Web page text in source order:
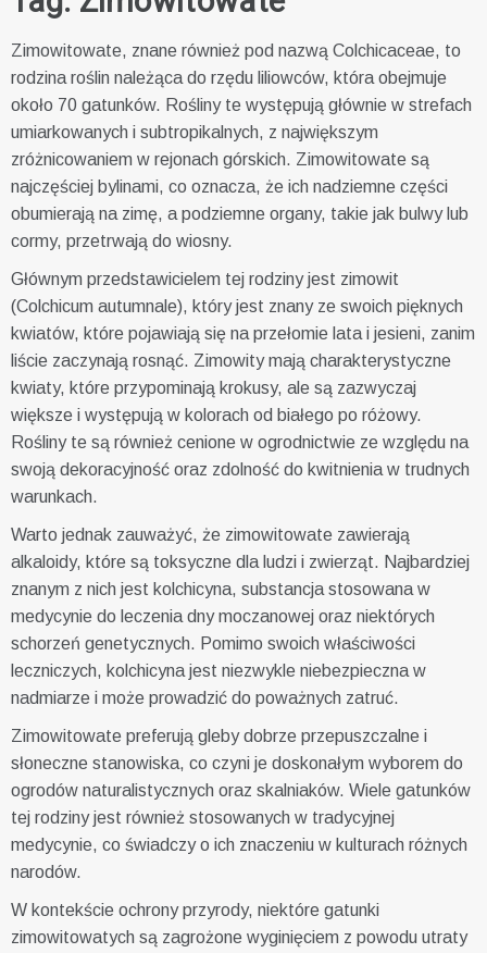
Zimowitowate, znane również pod nazwą Colchicaceae, to
rodzina roślin należąca do rzędu liliowców, która obejmuje
około 70 gatunków. Rośliny te występują głównie w strefach
umiarkowanych i subtropikalnych, z największym
zróżnicowaniem w rejonach górskich. Zimowitowate są
najczęściej bylinami, co oznacza, że ich nadziemne części
obumierają na zimę, a podziemne organy, takie jak bulwy lub
cormy, przetrwają do wiosny.
Głównym przedstawicielem tej rodziny jest zimowit
(Colchicum autumnale), który jest znany ze swoich pięknych
kwiatów, które pojawiają się na przełomie lata i jesieni, zanim
liście zaczynają rosnąć. Zimowity mają charakterystyczne
kwiaty, które przypominają krokusy, ale są zazwyczaj
większe i występują w kolorach od białego po różowy.
Rośliny te są również cenione w ogrodnictwie ze względu na
swoją dekoracyjność oraz zdolność do kwitnienia w trudnych
warunkach.
Warto jednak zauważyć, że zimowitowate zawierają
alkaloidy, które są toksyczne dla ludzi i zwierząt. Najbardziej
znanym z nich jest kolchicyna, substancja stosowana w
medycynie do leczenia dny moczanowej oraz niektórych
schorzeń genetycznych. Pomimo swoich właściwości
leczniczych, kolchicyna jest niezwykle niebezpieczna w
nadmiarze i może prowadzić do poważnych zatruć.
Zimowitowate preferują gleby dobrze przepuszczalne i
słoneczne stanowiska, co czyni je doskonałym wyborem do
ogrodów naturalistycznych oraz skalniaków. Wiele gatunków
tej rodziny jest również stosowanych w tradycyjnej
medycynie, co świadczy o ich znaczeniu w kulturach różnych
narodów.
W kontekście ochrony przyrody, niektóre gatunki
zimowitowatych są zagrożone wyginięciem z powodu utraty